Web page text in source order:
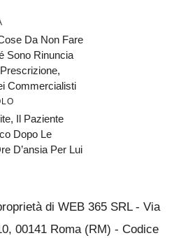
Da Non Fare
Sono Rinuncia
Commercialisti
Il Paziente
Dopo Le
D’ansia Per Lui
di WEB 365 SRL - Via
00141 Roma (RM) - Codice